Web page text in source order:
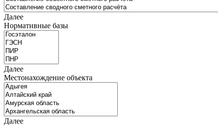
Далее
Нормативные базы
Далее
Местонахождение объекта
Далее